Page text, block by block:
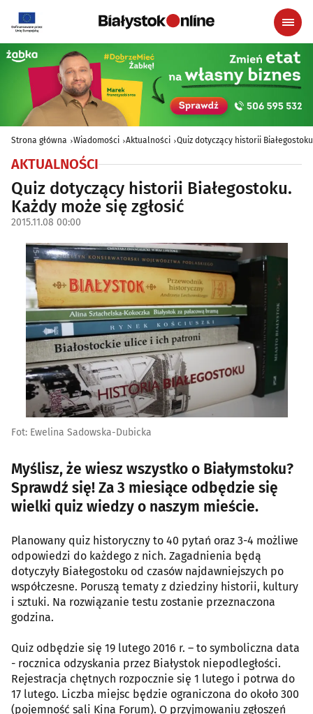
Strona główna Wiadomości Aktualności Quiz dotyczący historii
AKTUALNOŚCI
Quiz dotyczący historii Białegostoku.
Każdy może się zgłosić
2015.11.08 00:00
Fot: Ewelina Sadowska-Dubicka
Myślisz, że wiesz wszystko o Białymstoku?
Sprawdź się! Za 3 miesiące odbędzie się
wielki quiz wiedzy o naszym mieście.
Planowany quiz historyczny to 40 pytań oraz 3-4 możliwe
odpowiedzi do każdego z nich. Zagadnienia będą
dotyczyły Białegostoku od czasów najdawniejszych po
współczesne. Poruszą tematy z dziedziny historii, kultury
i sztuki. Na rozwiązanie testu zostanie przeznaczona
godzina.
Quiz odbędzie się 19 lutego 2016 r. – to symboliczna data
- rocznica odzyskania przez Białystok niepodległości.
Rejestracja chętnych rozpocznie się 1 lutego i potrwa do
17 lutego. Liczba miejsc będzie ograniczona do około 300
(pojemność sali Kina Forum). O przyjmowaniu zgłoszeń